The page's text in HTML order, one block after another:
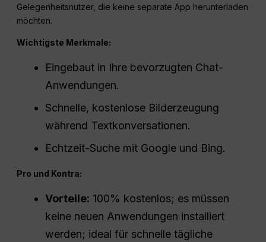
Gelegenheitsnutzer, die keine separate App herunterladen
möchten.
Wichtigste Merkmale:
Eingebaut in Ihre bevorzugten Chat-
Anwendungen.
Schnelle, kostenlose Bilderzeugung
während Textkonversationen.
Echtzeit-Suche mit Google und Bing.
Pro und Kontra:
Vorteile: 100% kostenlos; es müssen
keine neuen Anwendungen installiert
werden; ideal für schnelle tägliche